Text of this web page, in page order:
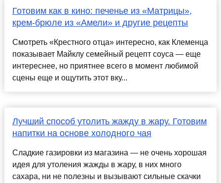
Готовим как в кино: печенье из «Матрицы»,
крем-брюле из «Амели» и другие рецепты
Смотреть «Крестного отца» интересно, как Клеменца
показывает Майклу семейный рецепт соуса — еще
интереснее, но приятнее всего в момент любимой
сцены еще и ощутить этот вку...
Лучший способ утолить жажду в жару. Готовим
напитки на основе холодного чая
Сладкие газировки из магазина — не очень хорошая
идея для утоления жажды в жару, в них много
сахара, ни не полезны и вызывают сильные скачки